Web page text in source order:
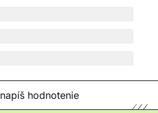
napíš hodnotenie